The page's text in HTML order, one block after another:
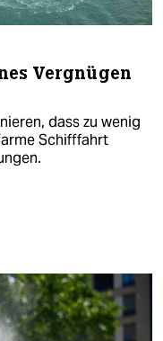
Vergnügen
dass zu wenig
Schifffahrt